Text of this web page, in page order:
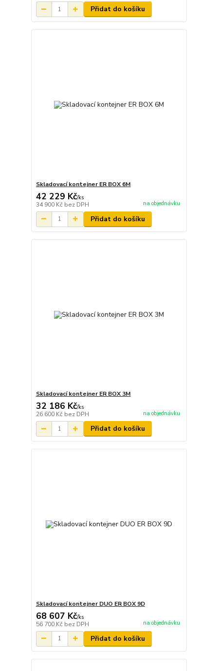
Přidat do košíku
Skladovací kontejner ER BOX 6M
42 229 Kč/ks
34 900 Kč bez DPH na objednávku
Přidat do košíku
Skladovací kontejner ER BOX 3M
32 186 Kč/ks
26 600 Kč bez DPH na objednávku
Přidat do košíku
Skladovací kontejner DUO ER BOX 9D
68 607 Kč/ks
56 700 Kč bez DPH na objednávku
Přidat do košíku